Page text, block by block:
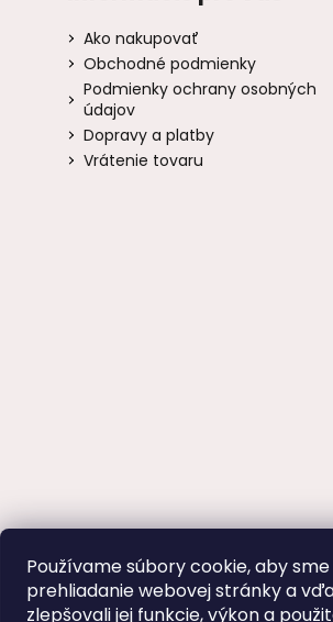
Používame súbory cookie, aby
prehliadanie webovej stránky a
zlepšovali jej funkcie, výkon a
Ako nakupovať
Obchodné podmienky
Podmienky ochrany osobných
údajov
Dopravy a platby
Vrátenie tovaru